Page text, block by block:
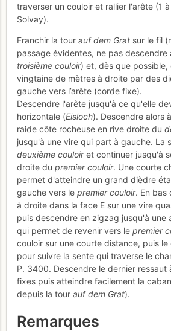
traverser un couloir et rallier l'arête (1
Solvay).
Franchir la tour auf dem Grat sur le fil
passage évidentes, ne pas descendre
troisième couloir) et, dès que possible,
vingtaine de mètres à droite par des
gauche vers l’arête (corde fixe).
Descendre l'arête jusqu'à ce qu'elle
horizontale (Eisloch). Descendre alors
raide côte rocheuse en rive droite du
jusqu'à une vire qui part à gauche. La
deuxième couloiret continuer jusqu'à
droite du premier couloir. Une courte
permet d'atteindre un grand dièdre
gauche vers le premier couloir. En bas
à droite dans la face E sur une vire
puis descendre en zigzag jusqu'à une
qui permet de revenir vers le premier
couloir sur une courte distance, puis
pour suivre la sente qui traverse le
P. 3400. Descendre le dernier ressaut
fixes puis atteindre facilement la
depuis la tour auf dem Grat).
Remarques